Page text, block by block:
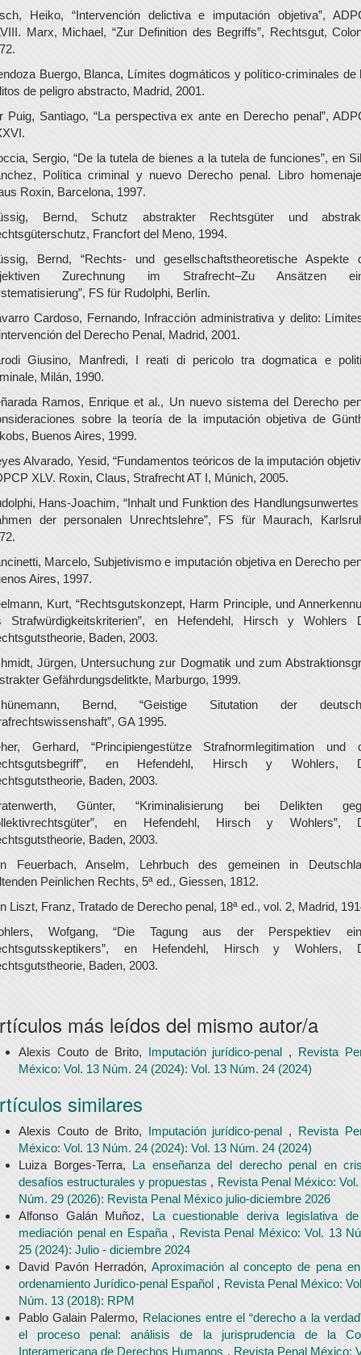
Heiko, “Intervención delictiva e imputación objetiva”,
Marx, Michael, “Zur Definition des Begriffs”, Rechtsgut,
Buergo, Blanca, Límites dogmáticos y político-criminales de
de peligro abstracto, Madrid, 2001.
Puig, Santiago, “La perspectiva ex ante en Derecho penal”,
Sergio, “De la tutela de bienes a la tutela de funciones”, en
Política criminal y nuevo Derecho penal. Libro
Roxin, Barcelona, 1997.
Bernd, Schutz abstrakter Rechtsgüter und
Francfort del Meno, 1994.
Bernd, “Rechts- und gesellschaftstheoretische Aspekte
Zurechnung im Strafrecht–Zu Ansätzen
FS für Rudolphi, Berlín.
Cardoso, Fernando, Infracción administrativa y delito:
del Derecho Penal, Madrid, 2001.
Giusino, Manfredi, I reati di pericolo tra dogmatica e
Milán, 1990.
Ramos, Enrique et al., Un nuevo sistema del Derecho
sobre la teoría de la imputación objetiva de
Buenos Aires, 1999.
Alvarado, Yesid, “Fundamentos teóricos de la imputación
XLV. Roxin, Claus, Strafrecht AT I, Múnich, 2005.
Hans-Joachim, “Inhalt und Funktion des
der personalen Unrechtslehre”, FS für Maurach,
Marcelo, Subjetivismo e imputación objetiva en Derecho
Aires, 1997.
Kurt, “Rechtsgutskonzept, Harm Principle, und
Strafwürdigkeitskriterien”, en Hefendehl, Hirsch y Wohlers
Baden, 2003.
Jürgen, Untersuchung zur Dogmatik und zum
Gefährdungsdelitkte, Marburgo, 1999.
Bernd, “Geistige Situtation der
GA 1995.
Gerhard, “Principiengestütze Strafnormlegitimation und
en Hefendehl, Hirsch y Wohlers,
Baden, 2003.
Günter, “Kriminalisierung bei Delikten
en Hefendehl, Hirsch y Wohlers”,
Baden, 2003.
Feuerbach, Anselm, Lehrbuch des gemeinen in
Peinlichen Rechts, 5ª ed., Giessen, 1812.
Liszt, Franz, Tratado de Derecho penal, 18ª ed., vol. 2, Madrid,
Wofgang, “Die Tagung aus der Perspektiev
en Hefendehl, Hirsch y Wohlers,
Baden, 2003.
más leídos del mismo autor/a
Alexis Couto de Brito, Imputación jurídico-penal , Revista
México: Vol. 13 Núm. 24 (2024): Vol. 13 Núm. 24 (2024)
similares
Alexis Couto de Brito, Imputación jurídico-penal , Revista
México: Vol. 13 Núm. 24 (2024): Vol. 13 Núm. 24 (2024)
Luiza Borges-Terra, La enseñanza del derecho penal en
desafíos estructurales y propuestas , Revista Penal México: Vol.
Núm. 29 (2026): Revista Penal México julio-diciembre 2026
Alfonso Galán Muñoz, La cuestionable deriva legislativa
mediación penal en España , Revista Penal México: Vol. 13
25 (2024): Julio - diciembre 2024
David Pavón Herradón, Aproximación al concepto de pena
ordenamiento Jurídico-penal Español , Revista Penal México:
Núm. 13 (2018): RPM
Pablo Galain Palermo, Relaciones entre el “derecho a la
el proceso penal: análisis de la jurisprudencia de la
Interamericana de Derechos Humanos , Revista Penal México: